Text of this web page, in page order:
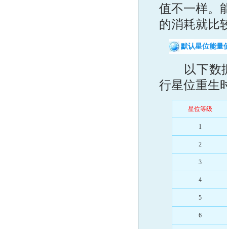
值不一样。
的消耗就比
默认星位能量
以下数据
行星位重生
星位等级
1
2
3
4
5
6